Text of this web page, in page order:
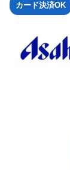
カード決済OK